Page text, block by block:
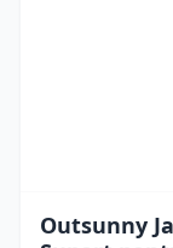
Outsunny